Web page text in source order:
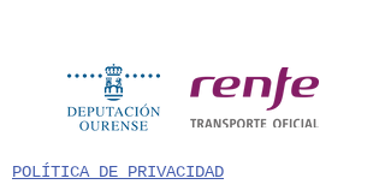
POLÍTICA DE PRIVACIDAD